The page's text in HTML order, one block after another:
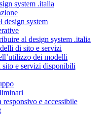
system .italia
design system
al design system .italia
di sito e servizi
dei modelli
e servizi disponibili
responsivo e accessibile